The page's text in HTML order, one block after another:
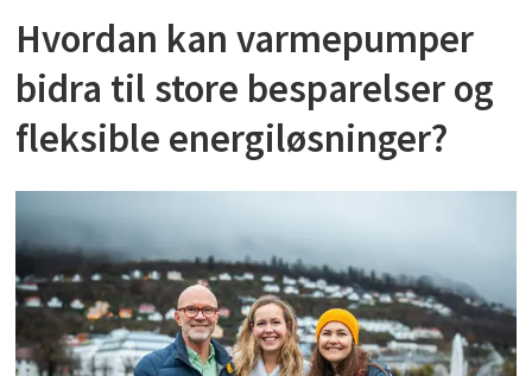
Hvordan kan varmepumper
bidra til store besparelser og
fleksible energiløsninger?